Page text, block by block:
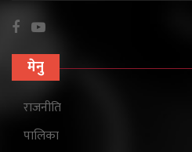
मेनु
राजनीति
पालिका